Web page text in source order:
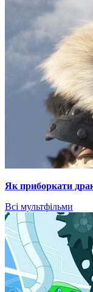
Як приборкати
Всі мультфільми